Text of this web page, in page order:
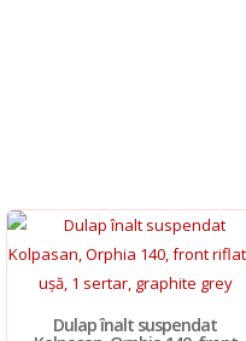
Dulap înalt suspendat